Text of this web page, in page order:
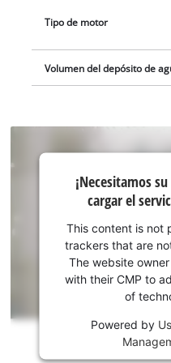
diseño ligero y compacto
suave, el limpiacristales
sin correrse. Un interruptor
función de marcha
duraderos. El
BRILLIANTO se proporciona
adquiribles por separado,
principiantes. Como
con batería BRILLIANTO de
igualmente por separado
limpiar ventanas altas y un
superficies de cristal
Tipo de motor
Volumen del depósito de
consentimiento
para cargar el
servicio
Youtube!
is
permitted
¡Necesitamos
cargar el
This content is not
trackers that are
The website
with their CMP to
of
Powered by